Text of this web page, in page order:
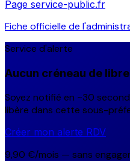
Page service-public.fr
Fiche officielle de
Service d'alerte
Aucun créneau de libre
Soyez notifié en ~30
libère dans cette sous-
Créer mon alerte RDV
9,90 €/mois — sans